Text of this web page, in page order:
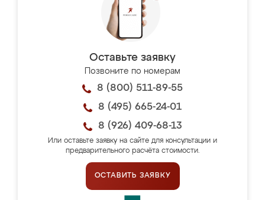
Оставьте заявку
Позвоните по номерам
8 (800) 511-89-55
8 (495) 665-24-01
8 (926) 409-68-13
Или оставьте заявку на сайте для консультации и
предварительного расчёта стоимости.
ОСТАВИТЬ ЗАЯВКУ